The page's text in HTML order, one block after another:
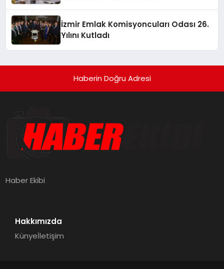
İzmir Emlak Komisyoncuları Odası 26.
Yılını Kutladı
Haberin Doğru Adresi
Haber Ekibi
Hakkımızda
Künyeİletişim